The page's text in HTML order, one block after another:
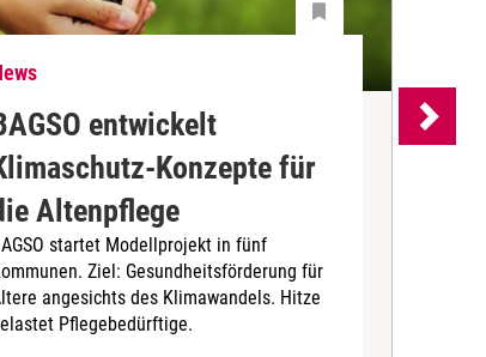
entwickelt
Konzepte für
Altenpflege
startet Modellprojekt in fünf
Ziel: Gesundheitsförderung für
angesichts des Klimawandels. Hitze
Pflegebedürftige.